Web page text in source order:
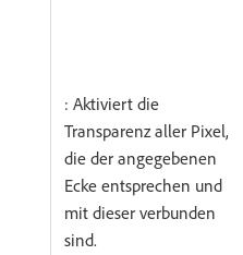
: Aktiviert die
Transparenz aller Pixel,
die der angegebenen
Ecke entsprechen und
mit dieser verbunden
sind.